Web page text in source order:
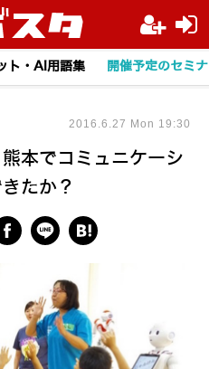
ト・AI用語集 開催予定のセミ
本でコミュニケーシ
たか？
2016.6.27 Mon 19:30